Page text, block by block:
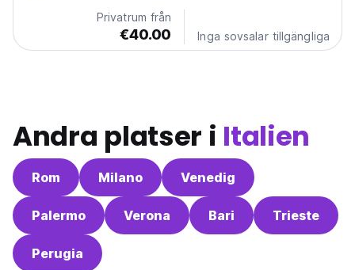
Privatrum från
€40.00 Inga sovsalar tillgängliga
Andra platser i Italien
Rom Milano Venedig
Palermo Verona Bari Trieste
Perugia